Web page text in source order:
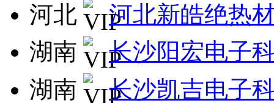
河北
河北新皓绝热
湖南
长沙阳宏电子
湖南
长沙凯吉电子